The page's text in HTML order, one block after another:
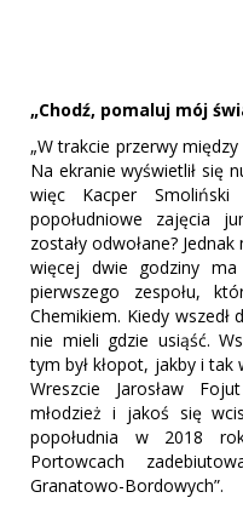
„Chodź, pomaluj mój
„W trakcie przerwy
Na ekranie wyświetlił się
więc Kacper
popołudniowe zajęcia
zostały odwołane?
więcej dwie godziny
pierwszego zespołu,
Chemikiem. Kiedy
nie mieli gdzie usiąść.
tym był kłopot, jakby i tak
Wreszcie Jarosław
młodzież i jakoś się
popołudnia w 2018
Portowcach
Granatowo-Bordowych”.